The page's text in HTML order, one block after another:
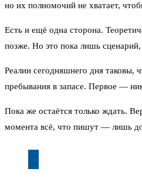
но их полномочий не хватает,
Есть и ещё одна сторона.
позже. Но это пока лишь
Реалии сегодняшнего дня таковы,
пребывания в запасе. Первое —
Пока же остаётся только ждать.
момента всё, что пишут — лишь